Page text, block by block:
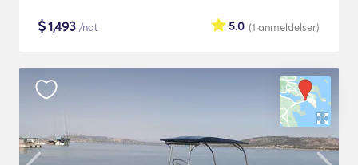
$1,493 /nat (1 anmeldelser)
5.0